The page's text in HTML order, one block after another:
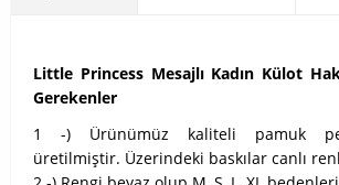
Little Princess Mesajlı Kadın Külot
Gerekenler
1 -) Ürünümüz kaliteli pamuk
üretilmiştir. Üzerindeki baskılar canlı